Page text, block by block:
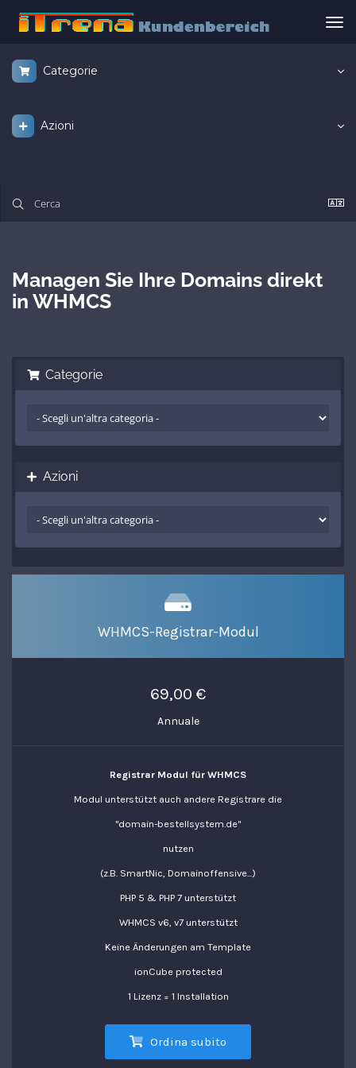
Categorie
Azioni
Managen Sie Ihre Domains direkt
in WHMCS
Categorie
Azioni
WHMCS-Registrar-Modul
69,00 €
Annuale
Registrar Modul für WHMCS
Modul unterstützt auch andere Registrare die
"domain-bestellsystem.de"
nutzen
(z.B. SmartNic, Domainoffensive...)
PHP 5 & PHP 7 unterstützt
WHMCS v6, v7 unterstützt
Keine Änderungen am Template
ionCube protected
1 Lizenz = 1 Installation
Ordina subito